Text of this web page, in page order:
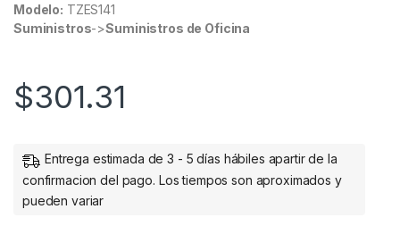
Modelo: TZES141
Suministros->Suministros de Oficina
$301.31
Entrega estimada de 3 - 5 días hábiles apartir de la
confirmacion del pago. Los tiempos son aproximados y
pueden variar